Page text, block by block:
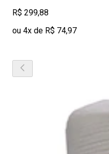
R$ 299,88
ou 4x de R$ 74,97